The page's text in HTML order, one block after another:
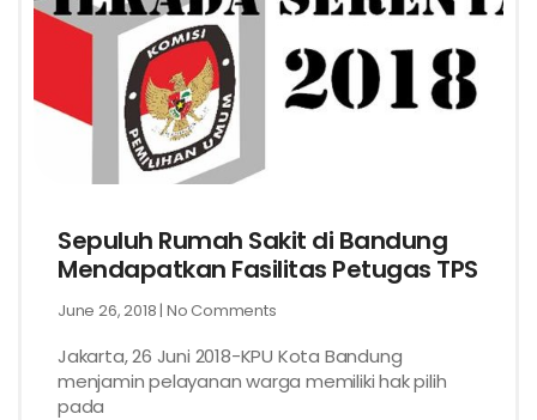
Sepuluh Rumah Sakit di Bandung
Mendapatkan Fasilitas Petugas TPS
June 26, 2018 No Comments
Jakarta, 26 Juni 2018-KPU Kota Bandung
menjamin pelayanan warga memiliki hak pilih
pada